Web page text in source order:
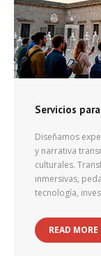
Servicios
Diseñamos
y narrativa
culturales.
inmersivas,
tecnología,
READ MORE